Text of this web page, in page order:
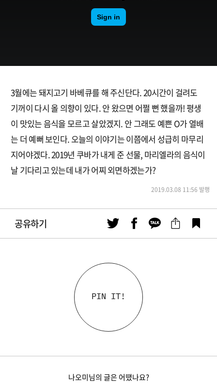
3월에는 돼지고기 바베큐를 해 주신단다. 20시간이 걸려도
기꺼이 다시 올 의향이 있다. 안 왔으면 어쩔 뻔 했을까! 평생
이 맛있는 음식을 모르고 살았겠지. 안 그래도 예쁜 O가 열배
는 더 예뻐 보인다. 오늘의 이야기는 이쯤에서 성급히 마무리
지어야겠다. 2019년 쿠바가 내게 준 선물, 마리엘라의 음식이
날 기다리고 있는데 내가 어찌 외면하겠는가?
2019.03.08 11:56 발행
공유하기
PIN IT!
나오미님의 글은 어땠나요?